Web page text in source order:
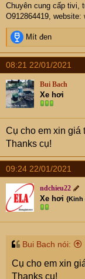
Chuyên cung cấp tivi,
O912864419, website:
R
e
a
c
t
i
o
n
s
:
Mít đen
08:21 22/01/2021
Bui Bach
Xe hơi
Cụ cho em xin giá
Thanks cụ!
09:24 22/01/2021
ndchieu22
Xe hơi {Kinh
Bui Bach nói:
Cụ cho em xin
Thanks cụ!